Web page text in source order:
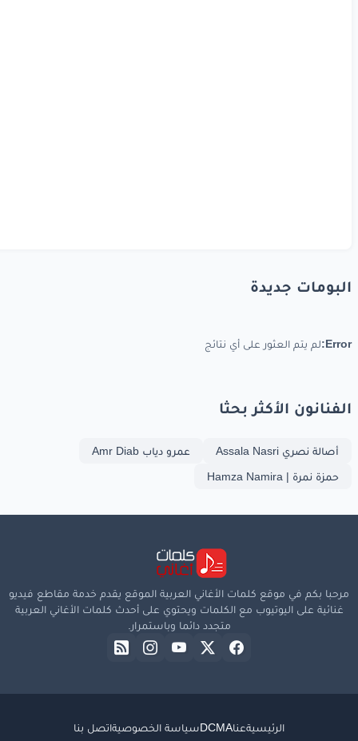
البومات جديدة
Error: لم يتم العثور على أي نتائج
الفنانون الأكثر بحثا
أصالة نصري Assala Nasri
عمرو دياب Amr Diab
حمزة نمرة | Hamza Namira
مرحبا بكم في موقع كلمات الأغاني العربية الموقع يقدم خدمة مقاطع فيديو
غنائية على اليوتيوب مع الكلمات ويحتوي على أحدث كلمات الأغاني العربية
متجدد دائما وباستمرار.
الرئيسيةعناDCMAسياسة الخصوصيةاتصل بنا